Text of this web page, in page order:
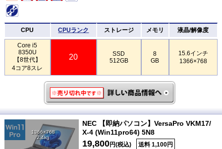
CPU CPUランク ストレージ メモリ 液晶/解像度
Core i5
8350U
【8世代】
4コア8スレ
20
SSD
512GB
8
GB
15.6インチ
1366×768
1366×768
2.4kg
NEC 【即納パソコン】VersaPro VKM17/
X-4 (Win11pro64) 5N8
19,800円(税込) 送料 1,100円